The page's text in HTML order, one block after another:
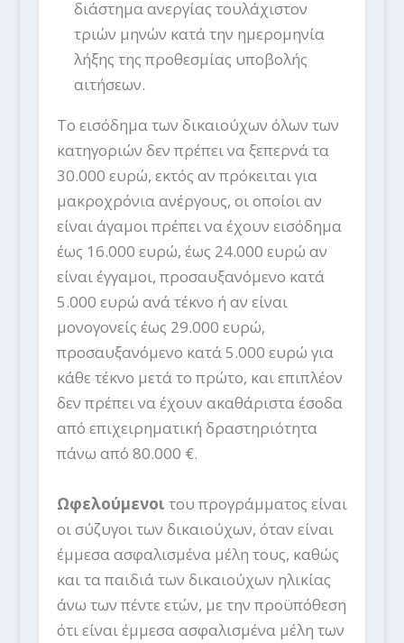
διάστημα ανεργίας τουλάχιστον
τριών μηνών κατά την ημερομηνία
λήξης της προθεσμίας υποβολής
αιτήσεων.
Το εισόδημα των δικαιούχων όλων των
κατηγοριών δεν πρέπει να ξεπερνά τα
30.000 ευρώ, εκτός αν πρόκειται για
μακροχρόνια ανέργους, οι οποίοι αν
είναι άγαμοι πρέπει να έχουν εισόδημα
έως 16.000 ευρώ, έως 24.000 ευρώ αν
είναι έγγαμοι, προσαυξανόμενο κατά
5.000 ευρώ ανά τέκνο ή αν είναι
μονογονείς έως 29.000 ευρώ,
προσαυξανόμενο κατά 5.000 ευρώ για
κάθε τέκνο μετά το πρώτο, και επιπλέον
δεν πρέπει να έχουν ακαθάριστα έσοδα
από επιχειρηματική δραστηριότητα
πάνω από 80.000 €.
Ωφελούμενοι του προγράμματος είναι
οι σύζυγοι των δικαιούχων, όταν είναι
έμμεσα ασφαλισμένα μέλη τους, καθώς
και τα παιδιά των δικαιούχων ηλικίας
άνω των πέντε ετών, με την προϋπόθεση
ότι είναι έμμεσα ασφαλισμένα μέλη των